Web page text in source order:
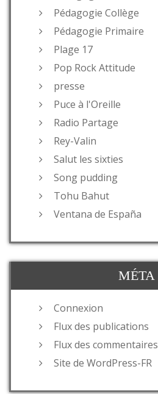
Pédagogie Collège
Pédagogie Primaire
Plage 17
Pop Rock Attitude
presse
Puce à l'Oreille
Radio Partage
Rey-Valin
Salut les sixties
Song pudding
Tohu Bahut
Ventana de España
MÉTA
Connexion
Flux des publications
Flux des commentaires
Site de WordPress-FR